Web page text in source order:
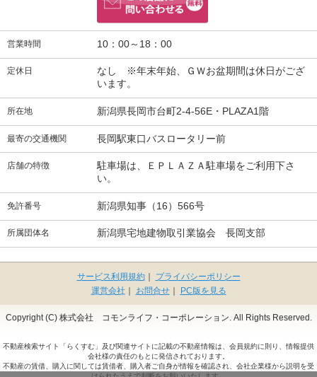
営業時間 10：00～18：00
定休日
なし ※年末年始、ＧＷお盆期間は休日がござ
います。
所在地 新潟県長岡市台町2-4-56E・PLAZA1階
最寄の交通機関 長岡駅東口バスロータリー前
店舗の特徴
駐車場は、ＥＰＬＡＺＡ駐車場をご利用下さ
い。
免許番号 新潟県知事（16）566号
所属団体名 新潟県宅地建物取引業協会 長岡支部
サービス利用規約｜
プライバシーポリシー
運営会社
お問合せ｜ PC版を見る
Copyright (C) 株式会社 コモンライフ・コーポレーション. All Rights Reserved.
不動産検索サイト「らくすむ」及び関連サイトに記載の不動産情報は、会員規約に則り、情報提供
会社様の責任のもとに発信されております。
不動産の賃借、購入に関しては賃借者、購入者ご自身が情報を確認され、会社企業様から説明を受